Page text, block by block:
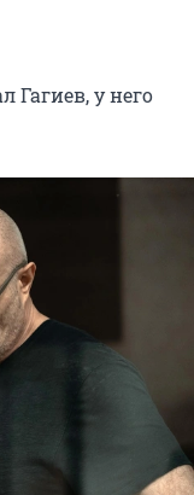
Гагиев, у него